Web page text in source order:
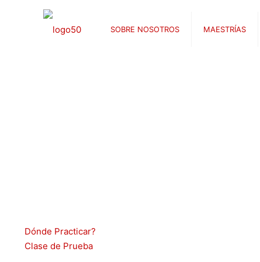
SOBRE NOSOTROS MAESTRÍAS
Dónde Practicar?
Clase de Prueba